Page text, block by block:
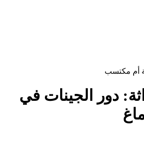
أم مكتسب
دور الجينات في